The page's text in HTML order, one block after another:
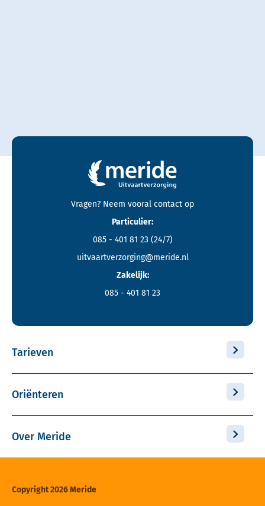
Contactgegevens en footer menu van Meride
Vragen? Neem vooral contact op
Particulier:
085 - 401 81 23 (24/7)
uitvaartverzorging@meride.nl
Zakelijk:
085 - 401 81 23
Tarieven
Oriënteren
Over Meride
Copyright 2026 Meride